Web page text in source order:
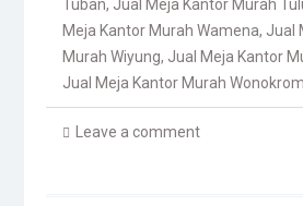
Tuban, Jual Meja Kantor Murah
Meja Kantor Murah Wamena, Jual
Murah Wiyung, Jual Meja Kantor
Jual Meja Kantor Murah
Leave a comment